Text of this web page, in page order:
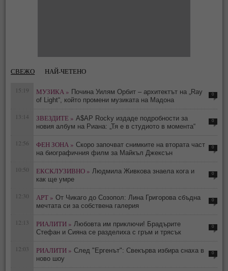
СВЕЖО НАЙ-ЧЕТЕНО
15:19 МУЗИКА » Почина Уилям Орбит – архитектът на „Ray
of Light“, който промени музиката на Мадона
0
13:14 ЗВЕЗДИТЕ » A$AP Rocky издаде подробности за
новия албум на Риана: „Тя е в студиото в момента“
0
12:56 ФЕН ЗОНА » Скоро започват снимките на втората част
на биографичния филм за Майкъл Джексън
0
10:50 ЕКСКЛУЗИВНО » Людмила Живкова знаела кога и
как ще умре
0
12:30 АРТ » От Чикаго до Созопол: Лина Григорова сбъдна
мечтата си за собствена галерия
0
12:13 РИАЛИТИ » Любовта им приключи! Брадърите
Стефан и Сияна се разделиха с гръм и трясък
0
12:03 РИАЛИТИ » След "Ергенът": Свекърва избира снаха в
ново шоу
0